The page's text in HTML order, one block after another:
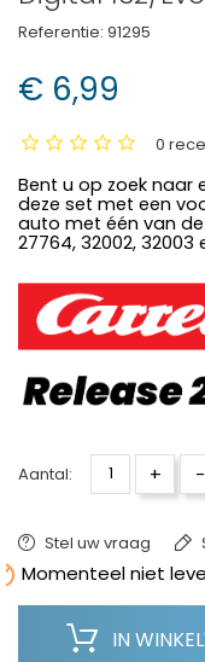
Referentie: 91295
€ 6,99
0
Bent u op zoek naar
deze set met een
auto met één van
27764, 32002, 32003
Aantal: + -
Stel uw vraag
Momenteel niet
IN